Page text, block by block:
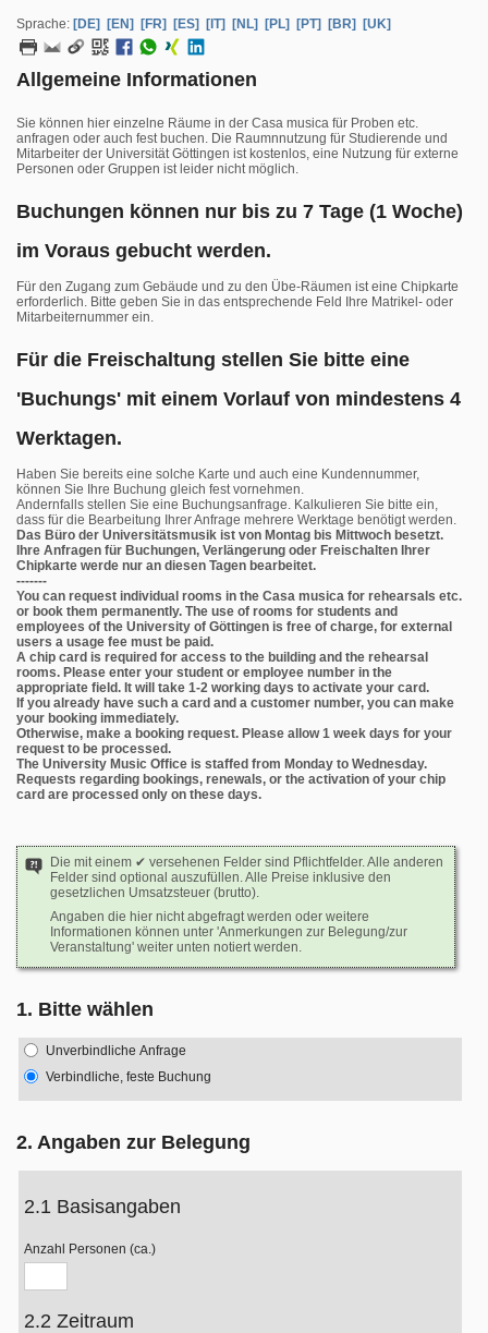
Sprache: [DE] [EN] [FR] [ES] [IT] [NL] [PL] [PT] [BR] [UK]
Allgemeine Informationen
Sie können hier einzelne Räume in der Casa musica für Proben etc.
anfragen oder auch fest buchen. Die Raumnnutzung für Studierende und
Mitarbeiter der Universität Göttingen ist kostenlos, eine Nutzung für externe
Personen oder Gruppen ist leider nicht möglich.
Buchungen können nur bis zu 7 Tage (1 Woche)
im Voraus gebucht werden.
Für den Zugang zum Gebäude und zu den Übe-Räumen ist eine Chipkarte
erforderlich. Bitte geben Sie in das entsprechende Feld Ihre Matrikel- oder
Mitarbeiternummer ein.
Für die Freischaltung stellen Sie bitte eine
'Buchungs' mit einem Vorlauf von mindestens 4
Werktagen.
Haben Sie bereits eine solche Karte und auch eine Kundennummer,
können Sie Ihre Buchung gleich fest vornehmen.
Andernfalls stellen Sie eine Buchungsanfrage. Kalkulieren Sie bitte ein,
dass für die Bearbeitung Ihrer Anfrage mehrere Werktage benötigt werden.
Das Büro der Universitätsmusik ist von Montag bis Mittwoch besetzt.
Ihre Anfragen für Buchungen, Verlängerung oder Freischalten Ihrer
Chipkarte werde nur an diesen Tagen bearbeitet.
-------
You can request individual rooms in the Casa musica for rehearsals etc.
or book them permanently. The use of rooms for students and
employees of the University of Göttingen is free of charge, for external
users a usage fee must be paid.
A chip card is required for access to the building and the rehearsal
rooms. Please enter your student or employee number in the
appropriate field. It will take 1-2 working days to activate your card.
If you already have such a card and a customer number, you can make
your booking immediately.
Otherwise, make a booking request. Please allow 1 week days for your
request to be processed.
The University Music Office is staffed from Monday to Wednesday.
Requests regarding bookings, renewals, or the activation of your chip
card are processed only on these days.
Die mit einem ✔ versehenen Felder sind Pflichtfelder. Alle anderen
Felder sind optional auszufüllen. Alle Preise inklusive den
gesetzlichen Umsatzsteuer (brutto).
Angaben die hier nicht abgefragt werden oder weitere
Informationen können unter 'Anmerkungen zur Belegung/zur
Veranstaltung' weiter unten notiert werden.
1. Bitte wählen
Unverbindliche Anfrage
Verbindliche, feste Buchung
2. Angaben zur Belegung
2.1 Basisangaben
Anzahl Personen (ca.)
2.2 Zeitraum